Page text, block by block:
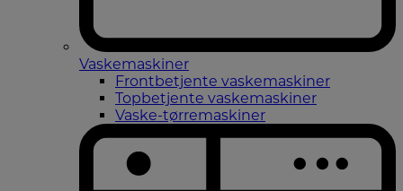
Vaskemaskiner
Frontbetjente vaskemaskiner
Topbetjente vaskemaskiner
Vaske-tørremaskiner